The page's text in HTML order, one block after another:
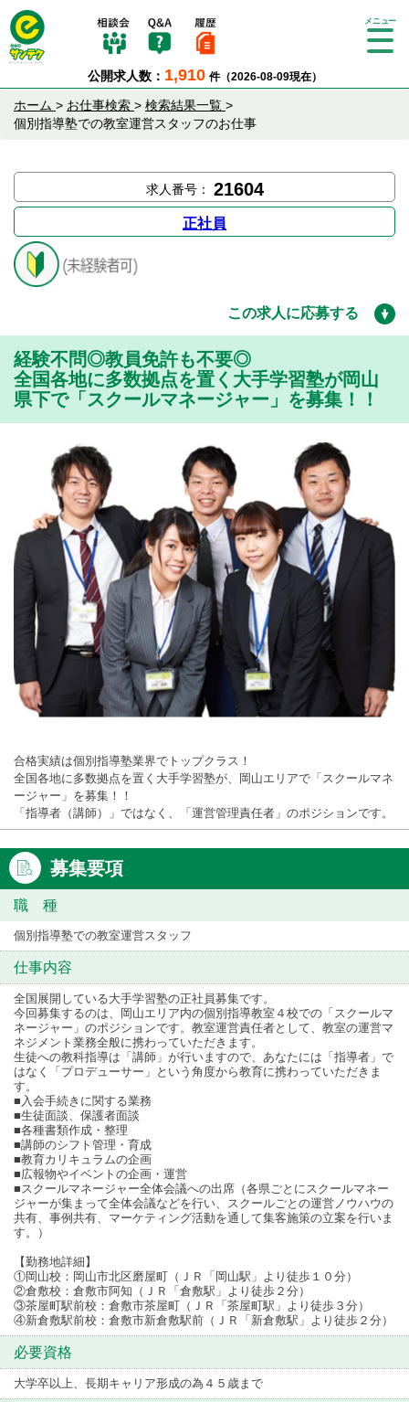
公開求人数： 1,910 件（2026-08-09現在）
Tog
ホーム > お仕事検索 > 検索結果一覧 >
個別指導塾での教室運営スタッフのお仕事
求人番号： 21604
正社員
この求人に応募する
経験不問◎教員免許も不要◎
全国各地に多数拠点を置く大手学習塾が岡山
県下で「スクールマネージャー」を募集！！
合格実績は個別指導塾業界でトップクラス！
全国各地に多数拠点を置く大手学習塾が、岡山エリアで「スクールマネ
ージャー」を募集！！
「指導者（講師）」ではなく、「運営管理責任者」のポジションです。
募集要項
職 種
個別指導塾での教室運営スタッフ
仕事内容
全国展開している大手学習塾の正社員募集です。
今回募集するのは、岡山エリア内の個別指導教室４校での「スクールマ
ネージャー」のポジションです。教室運営責任者として、教室の運営マ
ネジメント業務全般に携わっていただきます。
生徒への教科指導は「講師」が行いますので、あなたには「指導者」で
はなく「プロデューサー」という角度から教育に携わっていただきま
す。
■入会手続きに関する業務
■生徒面談、保護者面談
■各種書類作成・整理
■講師のシフト管理・育成
■教育カリキュラムの企画
■広報物やイベントの企画・運営
■スクールマネージャー全体会議への出席（各県ごとにスクールマネー
ジャーが集まって全体会議などを行い、スクールごとの運営ノウハウの
共有、事例共有、マーケティング活動を通して集客施策の立案を行いま
す。）
【勤務地詳細】
①岡山校：岡山市北区磨屋町（ＪＲ「岡山駅」より徒歩１０分）
②倉敷校：倉敷市阿知（ＪＲ「倉敷駅」より徒歩２分）
③茶屋町駅前校：倉敷市茶屋町（ＪＲ「茶屋町駅」より徒歩３分）
④新倉敷駅前校：倉敷市新倉敷駅前（ＪＲ「新倉敷駅」より徒歩２分）
必要資格
大学卒以上、長期キャリア形成の為４５歳まで